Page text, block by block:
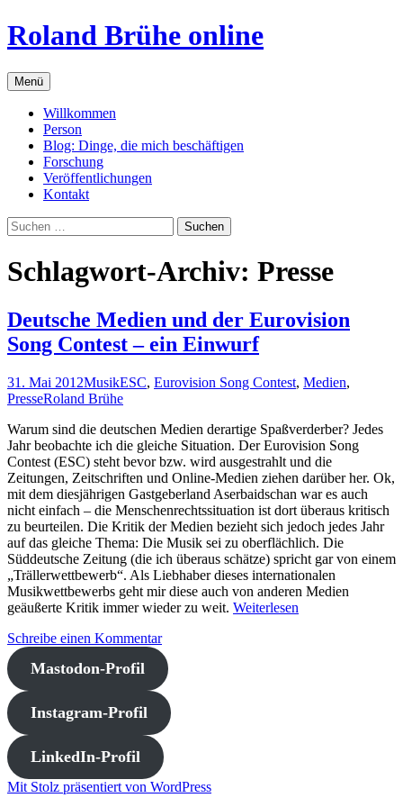
Zum
Inhalt
Roland Brühe online
Menü
Willkommen
Person
Blog: Dinge, die mich beschäftigen
Forschung
Veröffentlichungen
Kontakt
Suchen
nach:
Schlagwort-Archiv: Presse
Deutsche Medien und der Eurovision
Song Contest – ein Einwurf
31. Mai 2012MusikESC, Eurovision Song Contest, Medien,
PresseRoland Brühe
Warum sind die deutschen Medien derartige Spaßverderber? Jedes
Jahr beobachte ich die gleiche Situation. Der Eurovision Song
Contest (ESC) steht bevor bzw. wird ausgestrahlt und die
Zeitungen, Zeitschriften und Online-Medien ziehen darüber her. Ok,
mit dem diesjährigen Gastgeberland Aserbaidschan war es auch
nicht einfach – die Menschenrechtssituation ist dort überaus kritisch
zu beurteilen. Die Kritik der Medien bezieht sich jedoch jedes Jahr
auf das gleiche Thema: Die Musik sei zu oberflächlich. Die
Süddeutsche Zeitung (die ich überaus schätze) spricht gar von einem
„Trällerwettbewerb“. Als Liebhaber dieses internationalen
Musikwettbewerbs geht mir diese auch von anderen Medien
geäußerte Kritik immer wieder zu weit. Weiterlesen
Schreibe einen Kommentar
Mastodon-Profil
Instagram-Profil
LinkedIn-Profil
Mit Stolz präsentiert von WordPress